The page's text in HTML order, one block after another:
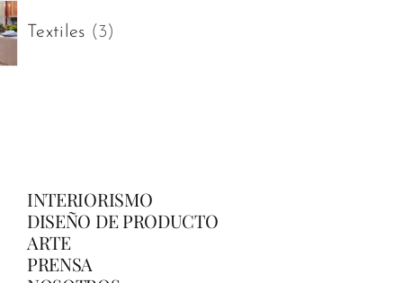
Textiles
3
productos
INTERIORISMO
DISEÑO DE PRODUCTO
ARTE
PRENSA